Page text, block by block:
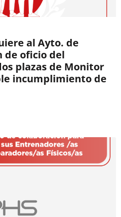
al Ayto. de
de oficio del
plazas de Monitor
incumplimiento de